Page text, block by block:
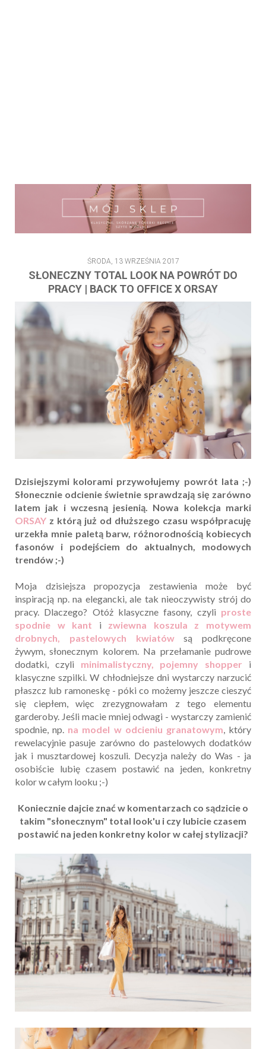
ŚRODA, 13 WRZEŚNIA 2017
SŁONECZNY TOTAL LOOK NA POWRÓT DO
PRACY | BACK TO OFFICE X ORSAY
Dzisiejszymi kolorami przywołujemy powrót lata ;-)
Słonecznie odcienie świetnie sprawdzają się zarówno
latem jak i wczesną jesienią. Nowa kolekcja marki
ORSAY z którą już od dłuższego czasu współpracuję
urzekła mnie paletą barw, różnorodnością kobiecych
fasonów i podejściem do aktualnych, modowych
trendów ;-)
Moja dzisiejsza propozycja zestawienia może być
inspiracją np. na elegancki, ale tak nieoczywisty strój do
pracy. Dlaczego? Otóż klasyczne fasony, czyli proste
spodnie w kant i zwiewna koszula z motywem
drobnych, pastelowych kwiatówsą podkręcone
żywym, słonecznym kolorem. Na przełamanie pudrowe
dodatki, czyli minimalistyczny, pojemny shopper i
klasyczne szpilki. W chłodniejsze dni wystarczy narzucić
płaszcz lub ramoneskę - póki co możemy jeszcze cieszyć
się ciepłem, więc zrezygnowałam z tego elementu
garderoby. Jeśli macie mniej odwagi - wystarczy zamienić
spodnie, np. na model w odcieniu granatowym, który
rewelacyjnie pasuje zarówno do pastelowych dodatków
jak i musztardowej koszuli. Decyzja należy do Was - ja
osobiście lubię czasem postawić na jeden, konkretny
kolor w całym looku ;-)
Koniecznie dajcie znać w komentarzach co sądzicie o
takim "słonecznym" total look'u i czy lubicie czasem
postawić na jeden konkretny kolor w całej stylizacji?